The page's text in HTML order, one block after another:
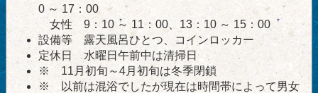
0 ～ 17：00
女性 9：10 ～ 11：00、13：10 ～ 15：00
設備等 露天風呂ひとつ、コインロッカー
定休日 水曜日午前中は清掃日
※ 11月初旬～4月初旬は冬季閉鎖
※ 以前は混浴でしたが現在は時間帯によって男女